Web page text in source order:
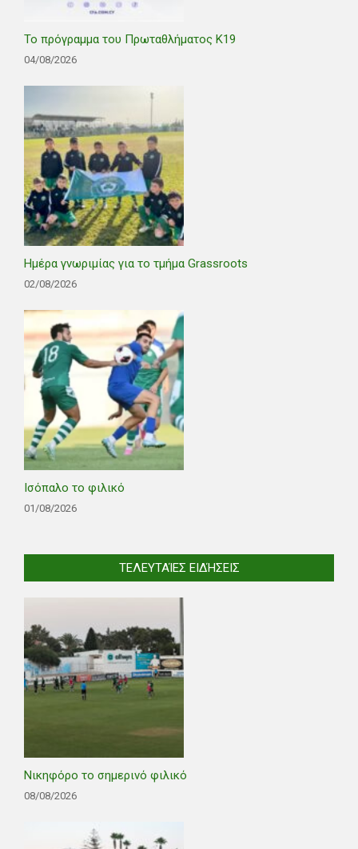
Το πρόγραμμα του Πρωταθλήματος Κ19
04/08/2026
Ημέρα γνωριμίας για το τμήμα Grassroots
02/08/2026
Ισόπαλο το φιλικό
01/08/2026
ΤΕΛΕΥΤΑΊΕΣ ΕΙΔΉΣΕΙΣ
Νικηφόρο το σημερινό φιλικό
08/08/2026